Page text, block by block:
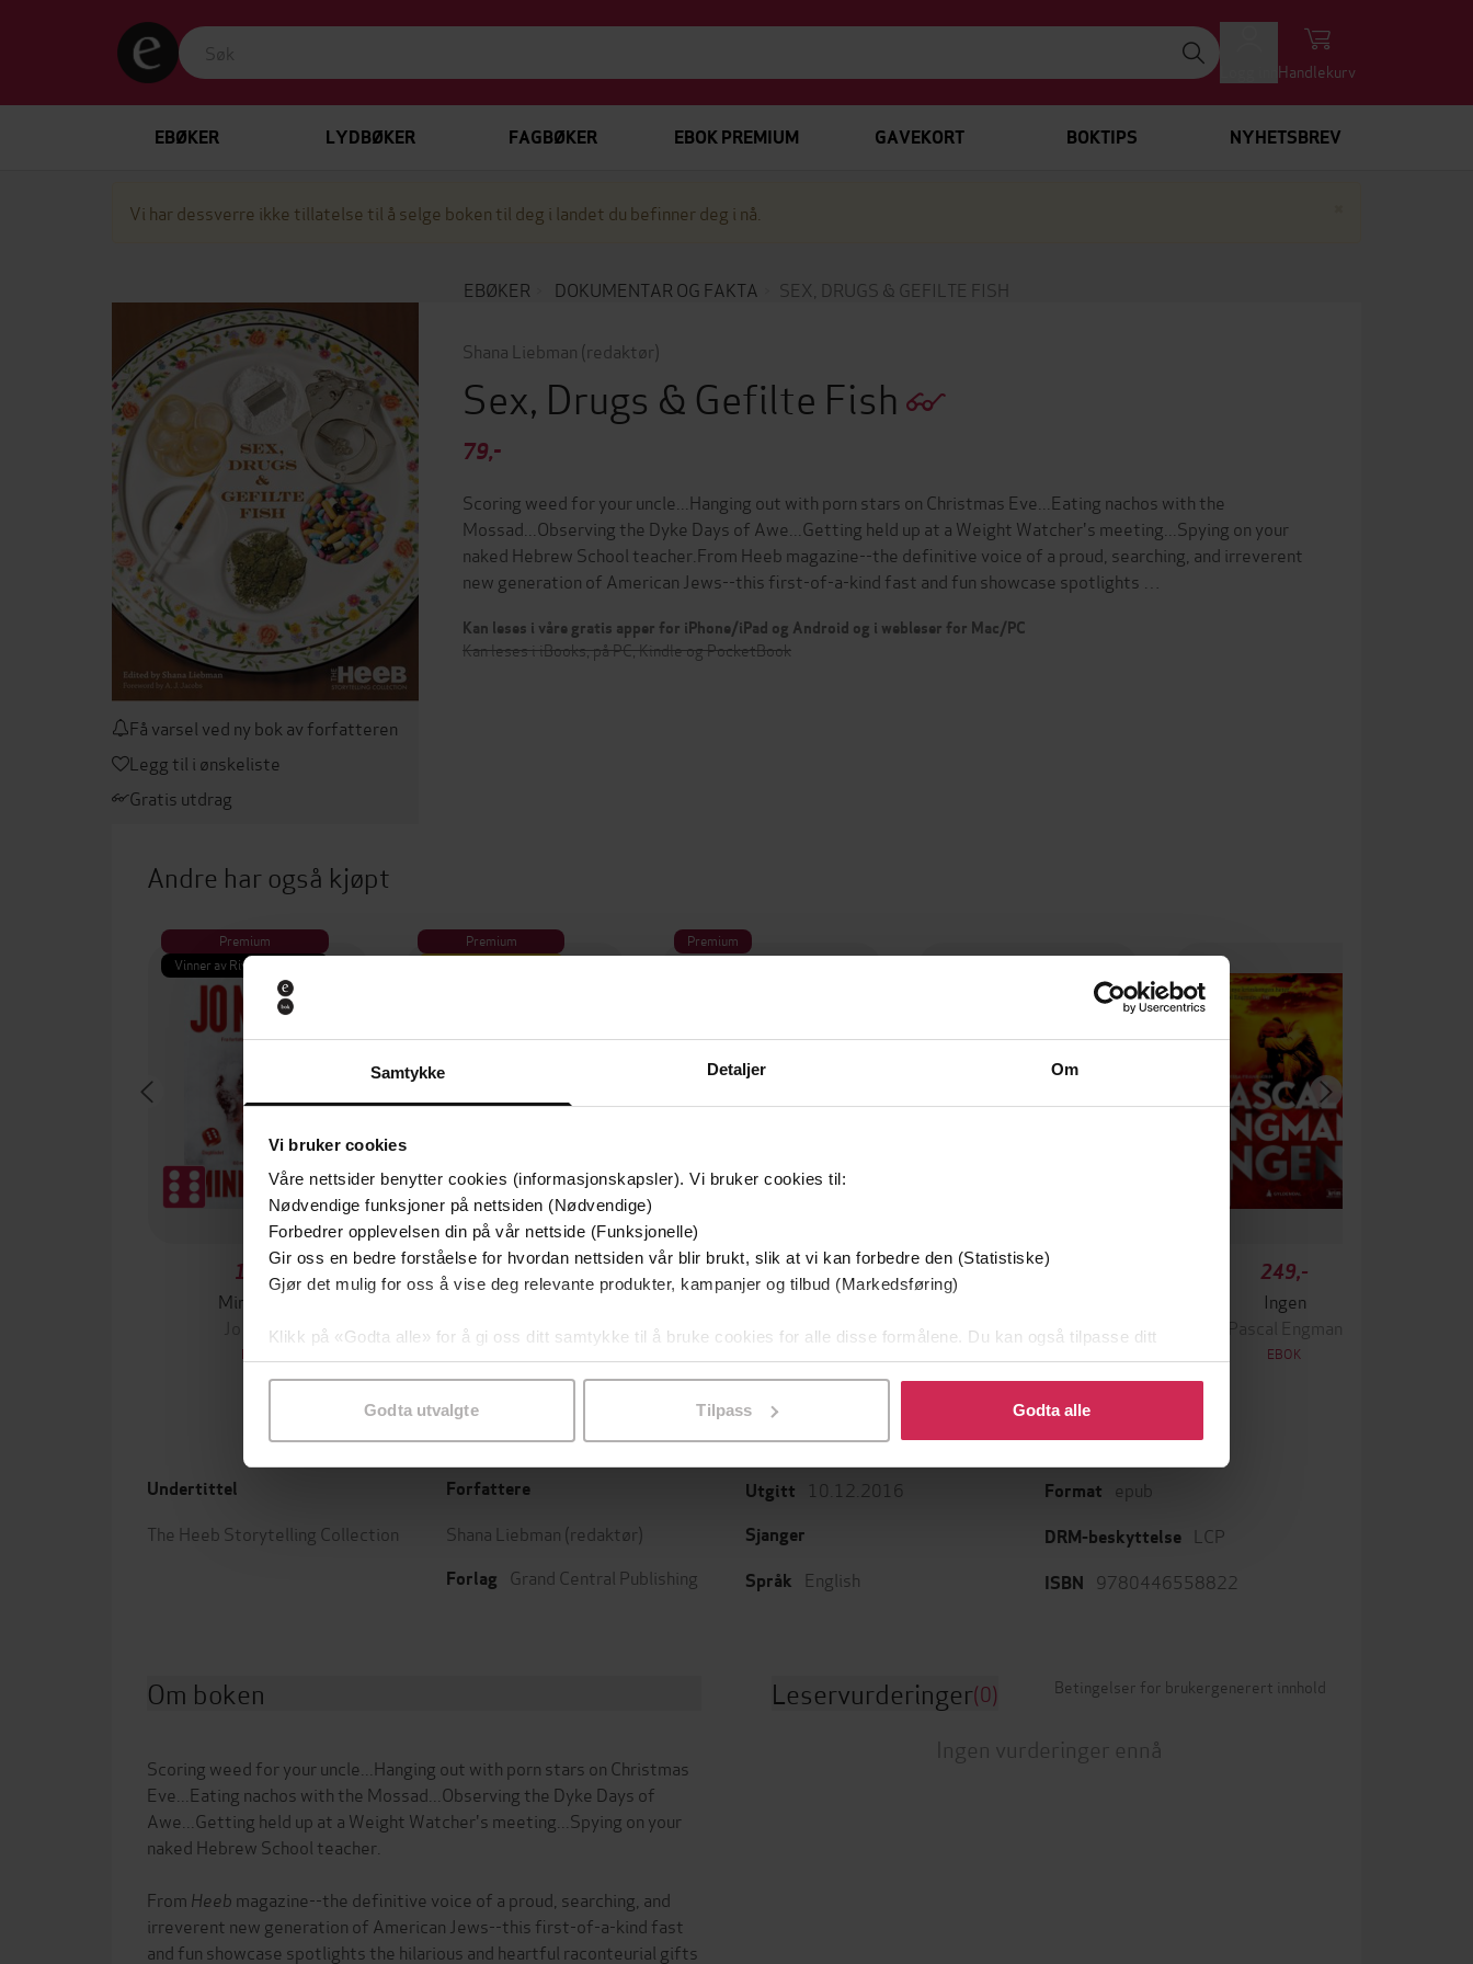
Samtykke Detaljer Om
Vi bruker cookies
Våre nettsider benytter cookies (informasjonskapsler). Vi bruker cookies til:
Nødvendige funksjoner på nettsiden (Nødvendige)
Forbedrer opplevelsen din på vår nettside (Funksjonelle)
Gir oss en bedre forståelse for hvordan nettsiden vår blir brukt, slik at vi kan forbedre den (Statistiske)
Gjør det mulig for oss å vise deg relevante produkter, kampanjer og tilbud (Markedsføring)
Klikk på «Godta alle» for å gi oss ditt samtykke til å bruke cookies for alle disse formålene. Du kan også tilpasse ditt
samtykke til spesifikke formål ved å klikke på «Tilpass». Du kan når som helst trekke tilbake eller endre ditt samtykke.
Godta utvalgte Tilpass Godta alle
Handlekurv
EBØKER LYDBØKER FAGBØKER EBOK PREMIUM GAVEKORT BOKTIPS NYHETSBREV
Vi har dessverre ikke tillatelse til å selge boken til deg i landet du befinner deg i nå.
EBØKER DOKUMENTAR OG FAKTA SEX, DRUGS & GEFILTE FISH
Få varsel ved ny bok av forfatteren
Legg til i ønskeliste
Gratis utdrag
Shana Liebman (redaktør)
Sex, Drugs & Gefilte Fish
79,-
Scoring weed for your uncle...Hanging out with porn stars on Christmas Eve...Eating nachos with the
Mossad...Observing the Dyke Days of Awe...Getting held up at a Weight Watcher's meeting...Spying on your
naked Hebrew School teacher.From Heeb magazine--the definitive voice of a proud, searching, and irreverent
new generation of American Jews--this first-of-a-kind fast and fun showcase spotlights …
Kan leses i våre gratis apper for iPhone/iPad og Android og i webleser for Mac/PC
Kan leses i iBooks, på PC, Kindle og PocketBook
Andre har også kjøpt
Premium
Vinner av Rivertonprisen
199,-
Minnesota
Jo Nesbø
EBOK
Premium
349,-
Utskudd
Jørn Lier Horst
Premium
149,-
En lykkelig familie
Stian Hjelvin Andersen
349,-
Pascal Engman
249,-
Ingen
Pascal Engman
EBOK
Undertittel
The Heeb Storytelling Collection
Forfattere
Shana Liebman (redaktør)
Forlag Grand Central Publishing
Utgitt 10.12.2016
Sjanger
Språk
English
Format epub
DRM-beskyttelse LCP
ISBN 9780446558822
Om boken
Scoring weed for your uncle...Hanging out with porn stars on Christmas
Eve...Eating nachos with the Mossad...Observing the Dyke Days of
Awe...Getting held up at a Weight Watcher's meeting...Spying on your
naked Hebrew School teacher.
From Heeb magazine--the definitive voice of a proud, searching, and
irreverent new generation of American Jews--this first-of-a-kind fast
and fun showcase spotlights the hilarious and heartful raconteurial gifts
Leservurderinger(0) Betingelser for brukergenerert innhold
Ingen vurderinger ennå